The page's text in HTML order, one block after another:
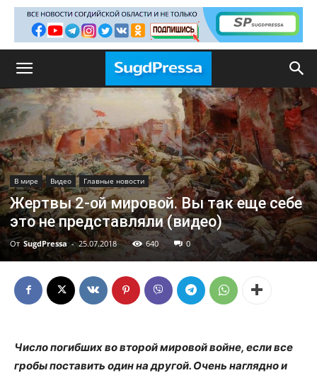
В мире Видео Главные новости
Жертвы 2-ой мировой. Вы так еще себе
это не представляли (видео)
От SugdPressa - 25.07.2018 640 0
Число погибших во второй мировой войне, если все
гробы поставить один на другой. Очень наглядно и